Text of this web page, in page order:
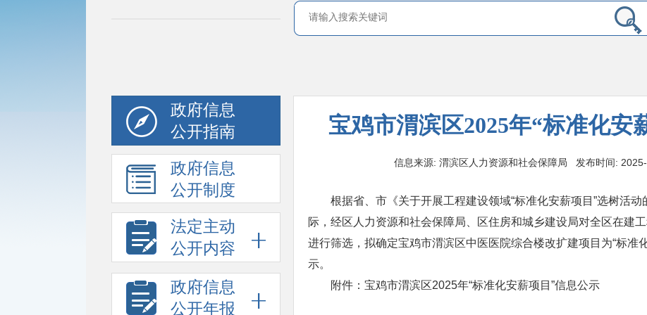
政府信息
公开指南
政府信息
公开制度
法定主动
公开内容
政府信息
公开年报
宝鸡市渭滨区2025年“标准化安
信息来源: 渭滨区人力资源和社会保障局 发布时间:
根据省、市《关于开展工程建设领域“标准化安薪项目”选树活
际，经区人力资源和社会保障局、区住房和城乡建设局对全区在建
进行筛选，拟确定宝鸡市渭滨区中医医院综合楼改扩建项目为“标准
示。
附件：宝鸡市渭滨区2025年“标准化安薪项目”信息公示